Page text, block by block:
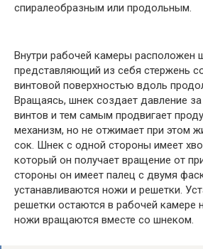
спиралеобразным или продольным.
Внутри рабочей камеры расположен
представляющий из себя стержень
винтовой поверхностью вдоль
Вращаясь, шнек создает давление за
винтов и тем самым продвигает
механизм, но не отжимает при этом
сок. Шнек с одной стороны имеет
который он получает вращение от
стороны он имеет палец с двумя
устанавливаются ножи и решетки.
решетки остаются в рабочей камере
ножи вращаются вместе со шнеком.